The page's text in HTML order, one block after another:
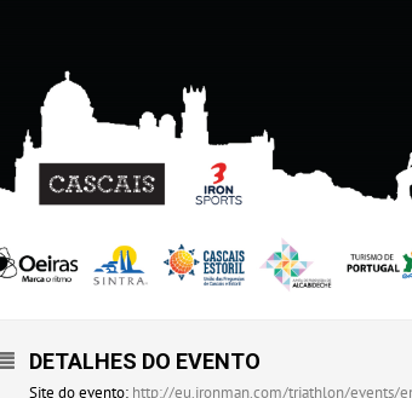
DETALHES DO EVENTO
Site do evento: http://eu.ironman.com/triathlon/events/